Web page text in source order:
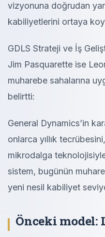
vizyonuna doğrudan
kabiliyetlerini ortaya
GDLS Strateji ve İş
Jim Pasquarette ise
muharebe sahalarına
belirtti:
General Dynamics’in
onlarca yıllık
mikrodalga
sistem, bugünün
yeni nesil kabiliyet
Önceki model: